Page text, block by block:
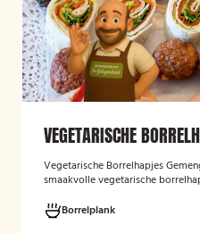
VEGETARISCHE
Vegetarische Borrelhapjes
smaakvolle vegetarische
feestelijke mix van vegetarische
zowel vegetariërs als andere gasten.
Borrelplank